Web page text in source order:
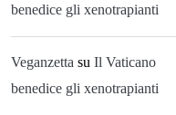
benedice gli xenotrapianti
Veganzetta suIl Vaticano
benedice gli xenotrapianti